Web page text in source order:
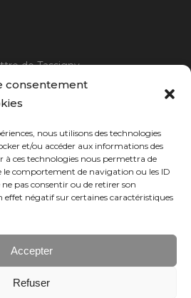
consentement
nous utilisons des technologies
et/ou accéder aux informations des
à ces technologies nous permettra de
le comportement de navigation ou les ID
pas consentir ou de retirer son
négatif sur certaines caractéristiques
Accepter
Refuser
de Tassigny
vous.